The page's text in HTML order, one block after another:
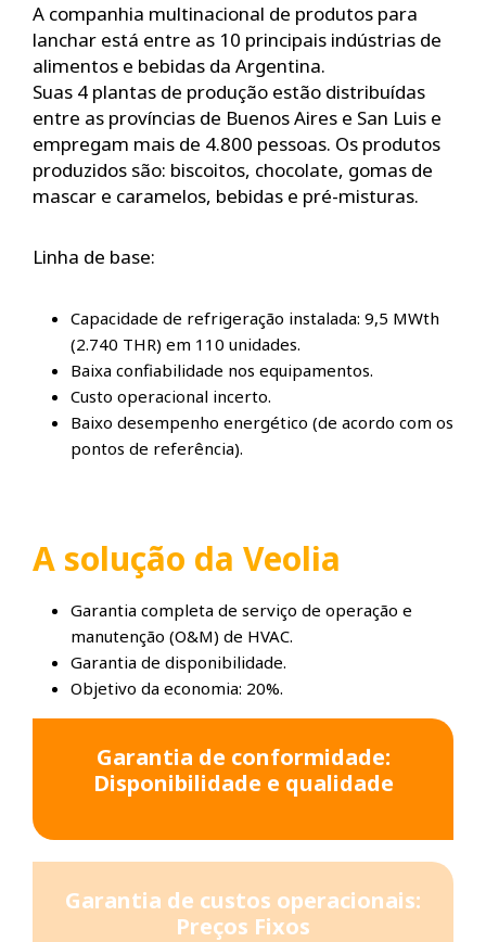
A companhia multinacional de produtos para
lanchar está entre as 10 principais indústrias de
alimentos e bebidas da Argentina.
Suas 4 plantas de produção estão distribuídas
entre as províncias de Buenos Aires e San Luis e
empregam mais de 4.800 pessoas. Os produtos
produzidos são: biscoitos, chocolate, gomas de
mascar e caramelos, bebidas e pré-misturas.
Linha de base:
Capacidade de refrigeração instalada: 9,5 MWth
(2.740 THR) em 110 unidades.
Baixa confiabilidade nos equipamentos.
Custo operacional incerto.
Baixo desempenho energético (de acordo com os
pontos de referência).
A solução da Veolia
Garantia completa de serviço de operação e
manutenção (O&M) de HVAC.
Garantia de disponibilidade.
Objetivo da economia: 20%.
Garantia de conformidade:
Disponibilidade e qualidade
Garantia de custos operacionais:
Preços Fixos